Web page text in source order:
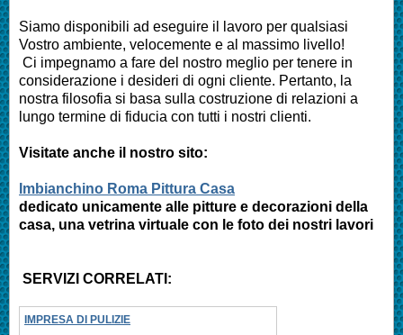
Siamo disponibili ad eseguire il lavoro per qualsiasi
Vostro ambiente, velocemente e al massimo livello!
Ci impegnamo a fare del nostro meglio per tenere in
considerazione i desideri di ogni cliente. Pertanto, la
nostra filosofia si basa sulla costruzione di relazioni a
lungo termine di fiducia con tutti i nostri clienti.
Visitate anche il nostro sito:
Imbianchino Roma Pittura Casa
dedicato unicamente alle pitture e decorazioni della
casa, una vetrina virtuale con le foto dei nostri lavori
SERVIZI CORRELATI:
IMPRESA DI PULIZIE